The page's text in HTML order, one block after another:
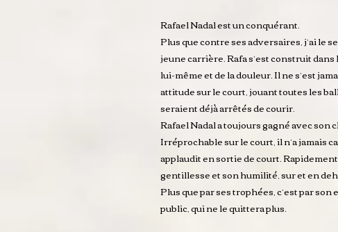
Rafael Nadal est un conquérant.
Plus que contre ses adversaires, j’ai le
jeune carrière. Rafa s’est construit
lui-même et de la douleur. Il ne s’est
attitude sur le court, jouant toutes les
seraient déjà arrêtés de courir.
Rafael Nadal a toujours gagné avec son
Irréprochable sur le court, il n’a jamais
applaudit en sortie de court.
gentillesse et son humilité, sur et en
Plus que par ses trophées, c’est par
public, qui ne le quittera plus.